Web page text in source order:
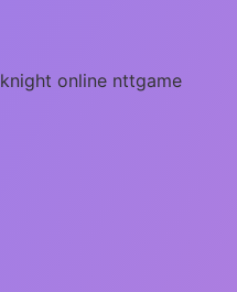
knight online nttgame